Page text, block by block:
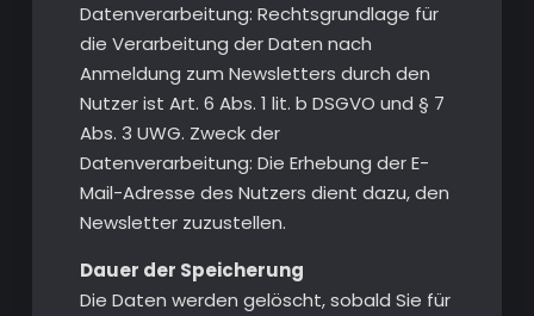
Datenverarbeitung: Rechtsgrundlage für
die Verarbeitung der Daten nach
Anmeldung zum Newsletters durch den
Nutzer ist Art. 6 Abs. 1 lit. b DSGVO und § 7
Abs. 3 UWG. Zweck der
Datenverarbeitung: Die Erhebung der E-
Mail-Adresse des Nutzers dient dazu, den
Newsletter zuzustellen.
Dauer der Speicherung
Die Daten werden gelöscht, sobald Sie für